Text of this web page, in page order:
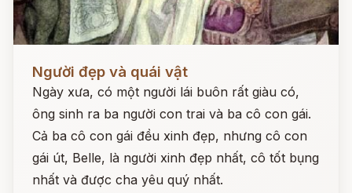
Người đẹp và quái vật
Ngày xưa, có một người lái buôn rất giàu có,
ông sinh ra ba người con trai và ba cô con gái.
Cả ba cô con gái đều xinh đẹp, nhưng cô con
gái út, Belle, là người xinh đẹp nhất, cô tốt bụng
nhất và được cha yêu quý nhất.